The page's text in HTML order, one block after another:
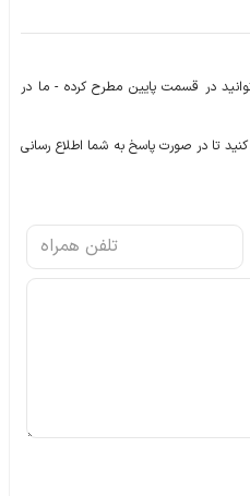
در قسمت پایین مطرح کرده - ما در
تا در صورت پاسخ به شما اطلاع رسانی